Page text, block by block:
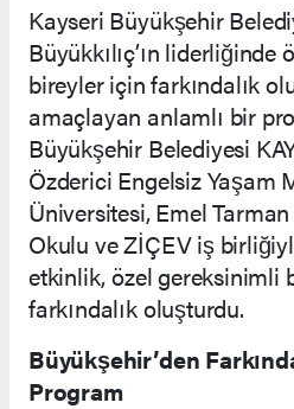
Kayseri Büyükşehir
Büyükkılıç’ın
bireyler için farkındalık
amaçlayan anlamlı bir
Büyükşehir Belediyesi
Özderici Engelsiz Yaşam
Üniversitesi, Emel
Okulu ve ZİÇEV iş
etkinlik, özel gereksinimli
farkındalık oluşturdu.
Büyükşehir’den
Program